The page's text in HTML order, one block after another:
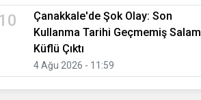
Çanakkale'de Şok Olay: Son
Kullanma Tarihi Geçmemiş Salam
Küflü Çıktı
4 Ağu 2026 - 11:59